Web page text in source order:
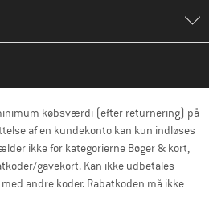
købsværdi (efter returnering) på
af en kundekonto kan kun indløses
ikke for kategorierne Bøger & kort,
gavekort. Kan ikke udbetales
andre koder. Rabatkoden må ikke